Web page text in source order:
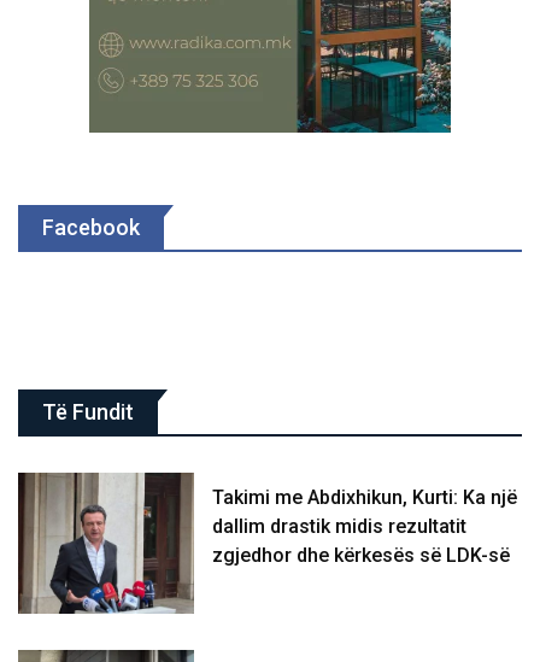
Facebook
Të Fundit
Takimi me Abdixhikun, Kurti: Ka një
dallim drastik midis rezultatit
zgjedhor dhe kërkesës së LDK-së